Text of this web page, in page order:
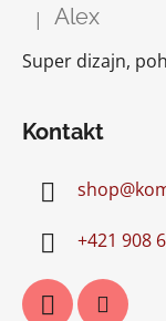
Hodnotenie
| Alex
Super dizajn,
Kontakt
shop@
+421 908